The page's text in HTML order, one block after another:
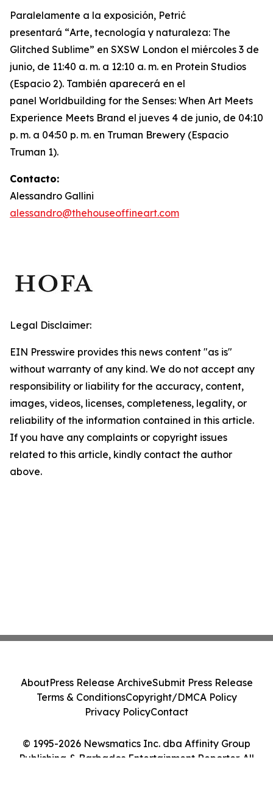
Paralelamente a la exposición, Petrić
presentará “Arte, tecnología y naturaleza: The
Glitched Sublime” en SXSW London el miércoles 3 de
junio, de 11:40 a. m. a 12:10 a. m. en Protein Studios
(Espacio 2). También aparecerá en el
panel Worldbuilding for the Senses: When Art Meets
Experience Meets Brand el jueves 4 de junio, de 04:10
p. m. a 04:50 p. m. en Truman Brewery (Espacio
Truman 1).
Contacto:
Alessandro Gallini
alessandro@thehouseoffineart.com
Legal Disclaimer:
EIN Presswire provides this news content "as is"
without warranty of any kind. We do not accept any
responsibility or liability for the accuracy, content,
images, videos, licenses, completeness, legality, or
reliability of the information contained in this article.
If you have any complaints or copyright issues
related to this article, kindly contact the author
above.
© 1995-2026 Newsmatics Inc. dba Affinity Group
Publishing & Barbados Entertainment Reporter. All
AboutPress Release ArchiveSubmit Press Release
Terms & ConditionsCopyright/DMCA Policy
Privacy PolicyContact